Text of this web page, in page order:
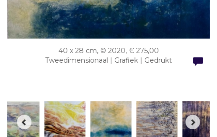
40 x 28 cm, © 2020, € 275,00
Tweedimensionaal | Grafiek | Gedrukt